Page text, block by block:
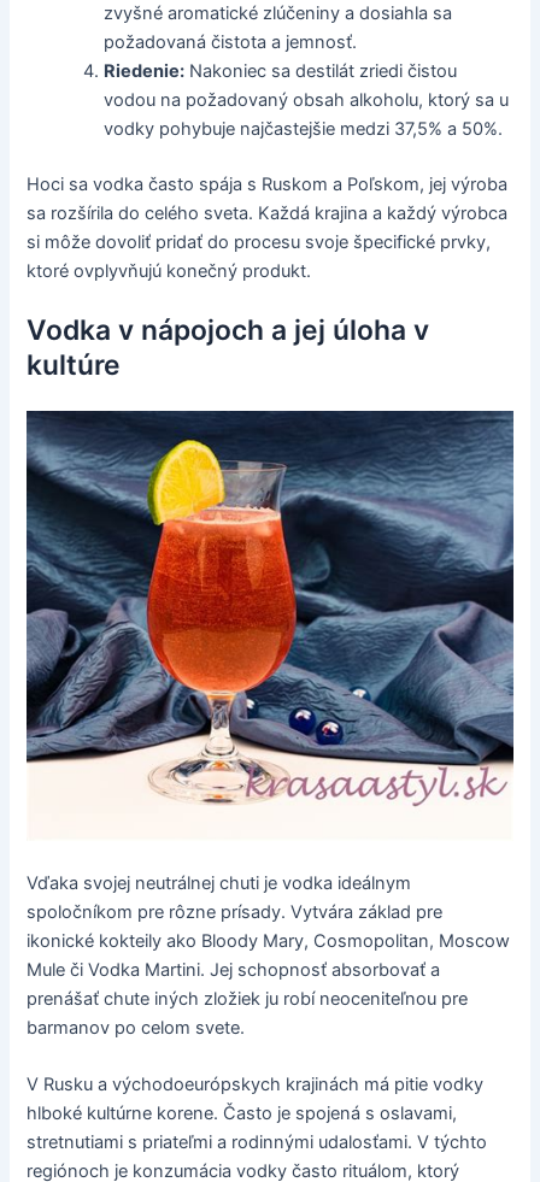
zvyšné aromatické zlúčeniny a dosiahla sa
požadovaná čistota a jemnosť.
Riedenie: Nakoniec sa destilát zriedi čistou
vodou na požadovaný obsah alkoholu, ktorý sa u
vodky pohybuje najčastejšie medzi 37,5% a 50%.
Hoci sa vodka často spája s Ruskom a Poľskom, jej výroba
sa rozšírila do celého sveta. Každá krajina a každý výrobca
si môže dovoliť pridať do procesu svoje špecifické prvky,
ktoré ovplyvňujú konečný produkt.
Vodka v nápojoch a jej úloha v
kultúre
Vďaka svojej neutrálnej chuti je vodka ideálnym
spoločníkom pre rôzne prísady. Vytvára základ pre
ikonické kokteily ako Bloody Mary, Cosmopolitan, Moscow
Mule či Vodka Martini. Jej schopnosť absorbovať a
prenášať chute iných zložiek ju robí neoceniteľnou pre
barmanov po celom svete.
V Rusku a východoeurópskych krajinách má pitie vodky
hlboké kultúrne korene. Často je spojená s oslavami,
stretnutiami s priateľmi a rodinnými udalosťami. V týchto
regiónoch je konzumácia vodky často rituálom, ktorý